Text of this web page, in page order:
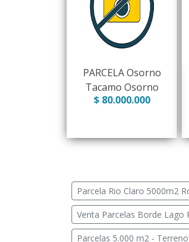
PARCELA Osorno
Tacamo Osorno
$ 80.000.000
Parcela Rio Claro 5000m2
Venta Parcelas Borde Lago
Parcelas 5.000 m2 -